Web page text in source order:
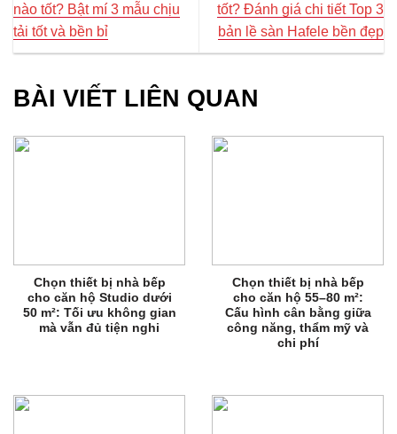
nào tốt? Bật mí 3 mẫu chịu
tải tốt và bền bỉ
tốt? Đánh giá chi tiết Top 3
bản lề sàn Hafele bền đẹp
BÀI VIẾT LIÊN QUAN
Chọn thiết bị nhà bếp
cho căn hộ Studio dưới
50 m²: Tối ưu không gian
mà vẫn đủ tiện nghi
Chọn thiết bị nhà bếp
cho căn hộ 55–80 m²:
Cấu hình cân bằng giữa
công năng, thẩm mỹ và
chi phí